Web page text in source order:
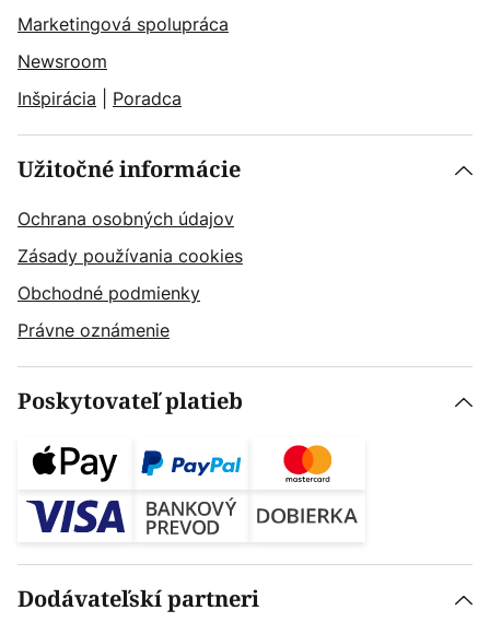
Marketingová spolupráca
Newsroom
Inšpirácia
Poradca
Užitočné informácie
Ochrana osobných údajov
Zásady používania cookies
Obchodné podmienky
Právne oznámenie
Poskytovateľ platieb
Dodávateľskí partneri